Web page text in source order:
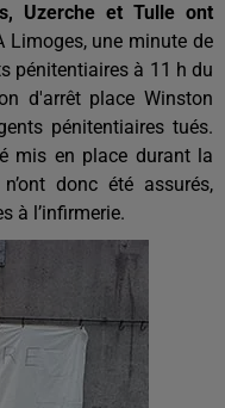
Uzerche et Tulle ont
Limoges, une minute de
pénitentiaires à 11 h du
d'arrêt place Winston
pénitentiaires tués.
mis en place durant la
donc été assurés,
à l’infirmerie.